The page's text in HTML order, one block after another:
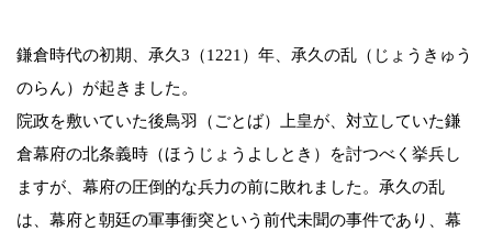
鎌倉時代の初期、承久3（1221）年、承久の乱（じょうきゅう
のらん）が起きました。
院政を敷いていた後鳥羽（ごとば）上皇が、対立していた鎌
倉幕府の北条義時（ほうじょうよしとき）を討つべく挙兵し
ますが、幕府の圧倒的な兵力の前に敗れました。承久の乱
は、幕府と朝廷の軍事衝突という前代未聞の事件であり、幕